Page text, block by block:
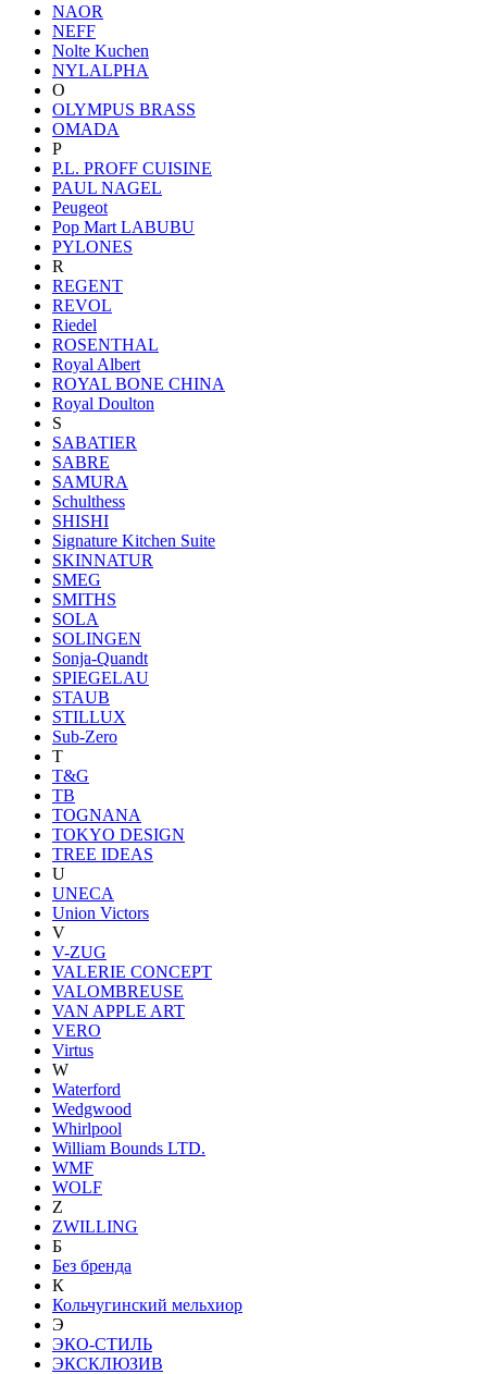
NAOR
NEFF
Nolte Kuchen
NYLALPHA
O
OLYMPUS BRASS
OMADA
P
P.L. PROFF CUISINE
PAUL NAGEL
Peugeot
Pop Mart LABUBU
PYLONES
R
REGENT
REVOL
Riedel
ROSENTHAL
Royal Albert
ROYAL BONE CHINA
Royal Doulton
S
SABATIER
SABRE
SAMURA
Schulthess
SHISHI
Signature Kitchen Suite
SKINNATUR
SMEG
SMITHS
SOLA
SOLINGEN
Sonja-Quandt
SPIEGELAU
STAUB
STILLUX
Sub-Zero
T
T&G
TB
TOGNANA
TOKYO DESIGN
TREE IDEAS
U
UNECA
Union Victors
V
V-ZUG
VALERIE CONCEPT
VALOMBREUSE
VAN APPLE ART
VERO
Virtus
W
Waterford
Wedgwood
Whirlpool
William Bounds LTD.
WMF
WOLF
Z
ZWILLING
Б
Без бренда
К
Кольчугинский мельхиор
Э
ЭКО-СТИЛЬ
ЭКСКЛЮЗИВ